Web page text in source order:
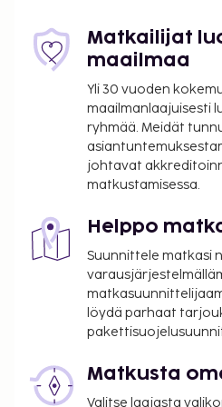
internetyhteys, concierge-
lahjatavaraliikkeitä/
carte, yksi hotellin 2
makuun. Haluatko
drinkki 2 baarissa. Ilmainen
aamiainen tarjoillaan
Majoituspaikka veloittaa
suoritettavat maksut.
sovellettavat verot:
Kaupunki perii
majoituspaikassa.
kaudesta, eikä sitä
vuoden. Muita
saatetaan soveltaa.
yhteyttä
Kaupungin perimä vero:
4.00 EUR per
Matkailijat
maailmaa
Yli 30 vuoden
maailmanlaajuisesti
ryhmää. Meidät
johtavat
matkustamisessa.
Helppo
Suunnittele matkasi
löydä parhaat
Matkusta
Valitse laajasta